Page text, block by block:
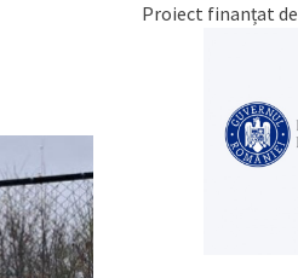
Proiect finanțat de